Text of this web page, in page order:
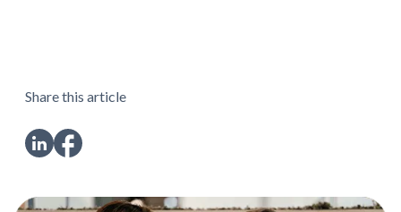
Share this article